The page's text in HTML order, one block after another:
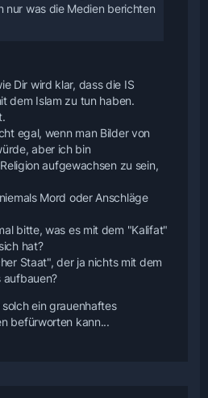
nur was die Medien berichten
Dir wird klar, dass die IS
dem Islam zu tun haben.
egal, wenn man Bilder von
aber ich bin
aufgewachsen zu sein,
Mord oder Anschläge
bitte, was es mit dem "Kalifat"
hat?
Staat", der ja nichts mit dem
aufbauen?
ein grauenhaftes
befürworten kann...